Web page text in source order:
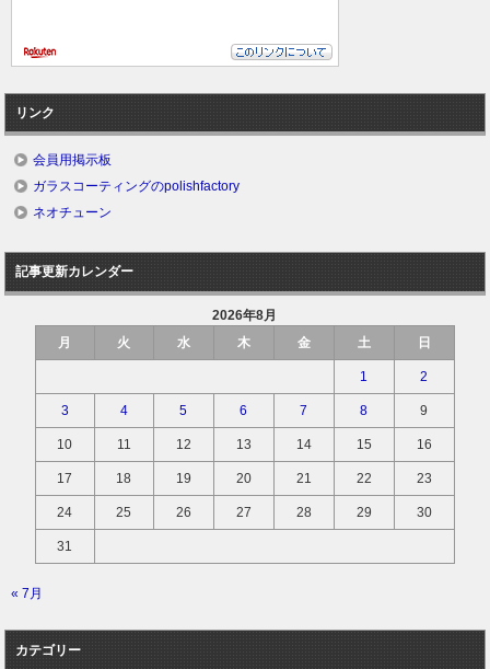
リンク
会員用掲示板
ガラスコーティングのpolishfactory
ネオチューン
記事更新カレンダー
2026年8月
月
火 水 木 金 土 日
1 2
3 4 5 6 7 8 9
10 11 12 13 14 15 16
17 18 19 20 21 22 23
24 25 26 27 28 29 30
31
« 7月
カテゴリー